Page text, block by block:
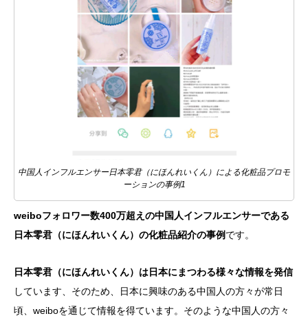
中国人インフルエンサー日本零君（にほんれいくん）による化粧品プロモ
ーションの事例1
weiboフォロワー数400万超えの中国人インフルエンサーである
日本零君（にほんれいくん）の化粧品紹介の事例です。
日本零君（にほんれいくん）は日本にまつわる様々な情報を発信
しています、そのため、日本に興味のある中国人の方々が常日
頃、weiboを通じて情報を得ています。そのような中国人の方々